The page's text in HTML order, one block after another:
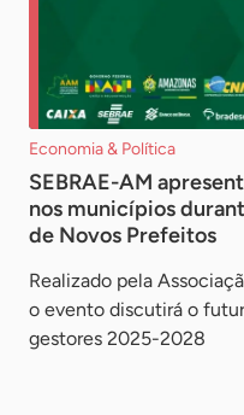
Economia & Política
SEBRAE-AM
nos municípios
de Novos Prefeitos
Realizado pela
o evento discutirá o
gestores 2025-2028